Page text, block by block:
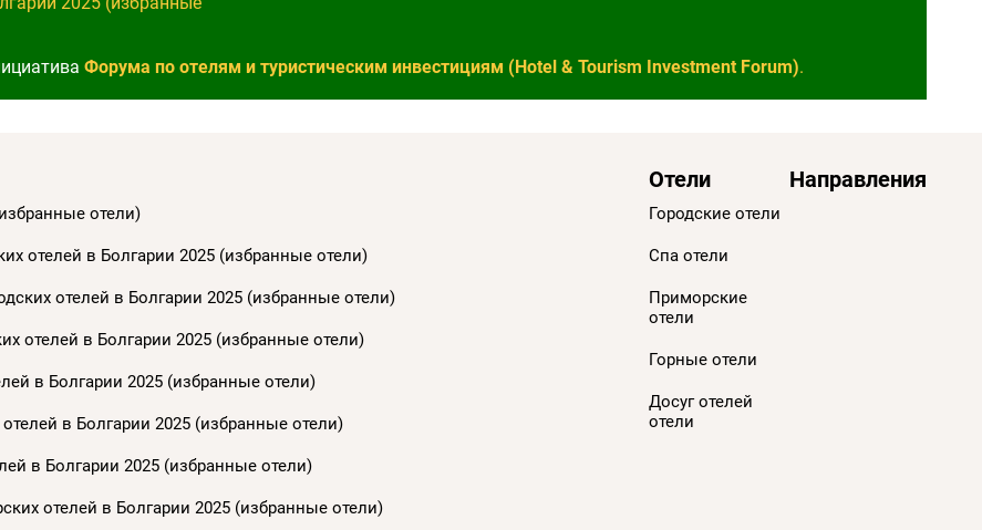
Форума по отелям и туристическим инвестициям (Hotel & Tourism Investment Forum).
отели)
отелей в Болгарии 2025 (избранные отели)
отелей в Болгарии 2025 (избранные отели)
отелей в Болгарии 2025 (избранные отели)
в Болгарии 2025 (избранные отели)
в Болгарии 2025 (избранные отели)
в Болгарии 2025 (избранные отели)
отелей в Болгарии 2025 (избранные отели)
Отели
Городские отели
Спа отели
Приморскиe
отели
Горные отели
Досуг отелей
отели
Направления